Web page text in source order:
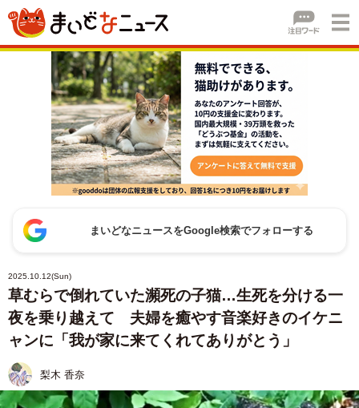
まいどなニュースをGoogle検索でフォローする
2025.10.12(Sun)
草むらで倒れていた瀕死の子猫…生死を分ける一
夜を乗り越えて 夫婦を癒やす音楽好きのイケニ
ャンに「我が家に来てくれてありがとう」
梨木 香奈